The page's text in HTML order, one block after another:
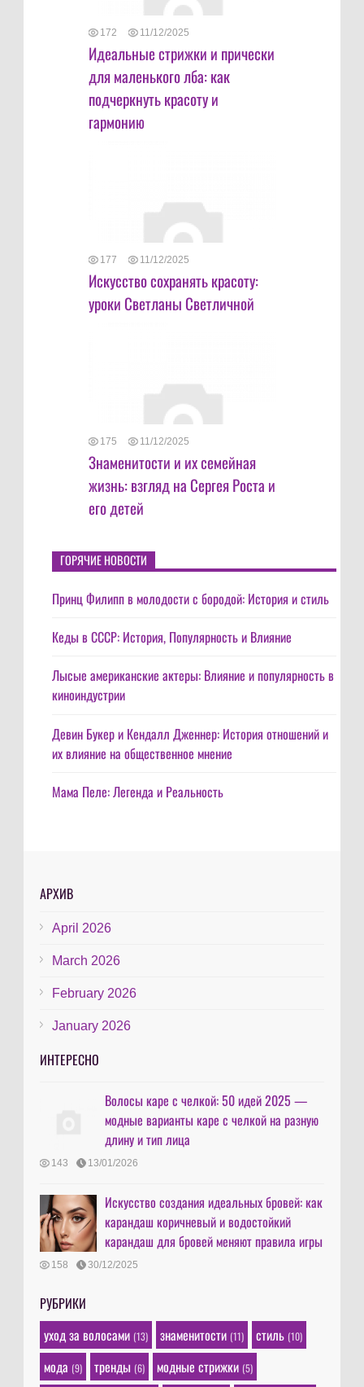
172 11/12/2025
Идеальные стрижки и прически
для маленького лба: как
подчеркнуть красоту и
гармонию
177 11/12/2025
Искусство сохранять красоту:
уроки Светланы Светличной
175 11/12/2025
Знаменитости и их семейная
жизнь: взгляд на Сергея Роста и
его детей
ГОРЯЧИЕ НОВОСТИ
Принц Филипп в молодости с бородой: История и стиль
Кеды в СССР: История, Популярность и Влияние
Лысые американские актеры: Влияние и популярность в
киноиндустрии
Девин Букер и Кендалл Дженнер: История отношений и
их влияние на общественное мнение
Мама Пеле: Легенда и Реальность
АРХИВ
April 2026
March 2026
February 2026
January 2026
ИНТЕРЕСНО
Волосы каре с челкой: 50 идей 2025 —
модные варианты каре с челкой на разную
длину и тип лица
143 13/01/2026
Искусство создания идеальных бровей: как
карандаш коричневый и водостойкий
карандаш для бровей меняют правила игры
158 30/12/2025
РУБРИКИ
уход за волосами (13) знаменитости (11) стиль (10)
мода (9) тренды (6) модные стрижки (5)